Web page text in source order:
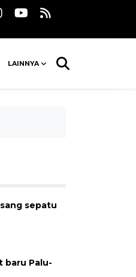
LAINNYA
sepatu
baru Palu-